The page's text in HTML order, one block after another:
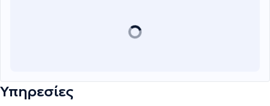
Υπηρεσίες